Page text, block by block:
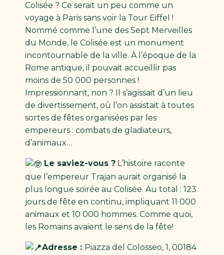
Colisée ? Ce serait un peu comme un
voyage à Paris sans voir la Tour Eiffel !
Nommé comme l’une des Sept Merveilles
du Monde, le Colisée est un monument
incontournable de la ville. À l’époque de la
Rome antique, il pouvait accueillir pas
moins de 50 000 personnes !
Impressionnant, non ? Il s’agissait d’un lieu
de divertissement, où l’on assistait à toutes
sortes de fêtes organisées par les
empereurs : combats de gladiateurs,
d’animaux…
Le saviez-vous ? L’histoire raconte
que l’empereur Trajan aurait organisé la
plus longue soirée au Colisée. Au total : 123
jours de fête en continu, impliquant 11 000
animaux et 10 000 hommes. Comme quoi,
les Romains avaient le sens de la fête!
Adresse : Piazza del Colosseo, 1, 00184